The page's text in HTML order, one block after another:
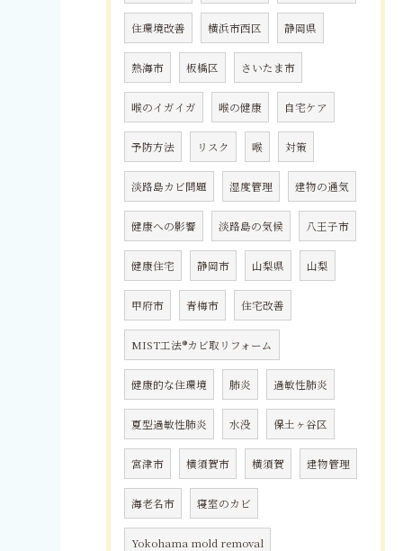
住環境改善 横浜市西区 静岡県
熱海市 板橋区 さいたま市
喉のイガイガ 喉の健康 自宅ケア
予防方法 リスク 喉 対策
淡路島カビ問題 湿度管理 建物の通気
健康への影響 淡路島の気候 八王子市
健康住宅 静岡市 山梨県 山梨
甲府市 青梅市 住宅改善
MIST工法®カビ取リフォーム
健康的な住環境 肺炎 過敏性肺炎
夏型過敏性肺炎 水没 保土ヶ谷区
宮津市 横須賀市 横須賀 建物管理
海老名市 寝室のカビ
Yokohama mold removal